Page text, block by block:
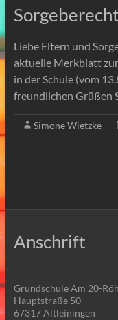
Liebe Eltern und
aktuelle Merkblatt
in der Schule (vom
freundlichen Grüßen
Simone Wietzke
Anschrift
Grundschule Am 20-
Hauptstraße 50
67317 Altleiningen